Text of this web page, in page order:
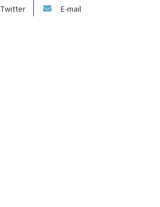
Twitter E-mail